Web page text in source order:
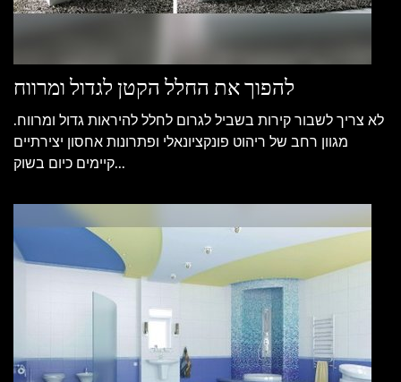
להפוך את החלל הקטן לגדול ומרווח
לא צריך לשבור קירות בשביל לגרום לחלל להיראות גדול ומרווח.
מגוון רחב של ריהוט פונקציונאלי ופתרונות אחסון יצירתיים
קיימים כיום בשוק...